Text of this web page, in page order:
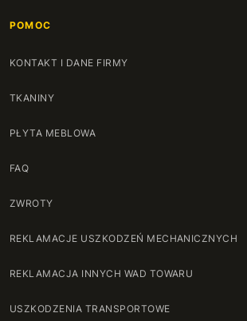
POMOC
KONTAKT I DANE FIRMY
TKANINY
PŁYTA MEBLOWA
FAQ
ZWROTY
REKLAMACJE USZKODZEŃ MECHANICZNYCH
REKLAMACJA INNYCH WAD TOWARU
USZKODZENIA TRANSPORTOWE